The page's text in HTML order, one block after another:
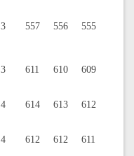
3 557 556 555
3 611 610 609
4 614 613 612
4 612 612 611